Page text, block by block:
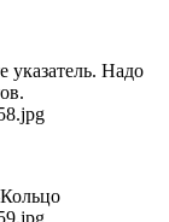
указатель. Надо